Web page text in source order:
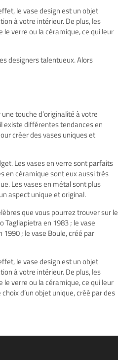
le vase design est un objet
à votre intérieur. De plus, les
verre ou la céramique, ce qui leur
designers talentueux. Alors
touche d’originalité à votre
existe différentes tendances en
créer des vases uniques et
Les vases en verre sont parfaits
en céramique sont eux aussi très
Les vases en métal sont plus
aspect unique et original.
que vous pourrez trouver sur le
Tagliapietra en 1983 ; le vase
; le vase Boule, créé par
le vase design est un objet
à votre intérieur. De plus, les
verre ou la céramique, ce qui leur
d’un objet unique, créé par des